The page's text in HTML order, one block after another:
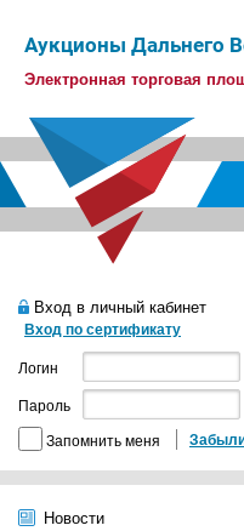
Аукционы Дальнего
Электронная торговая
Вход в личный кабинет
Вход по сертификату
Логин
Пароль
Запомнить меня
Новости